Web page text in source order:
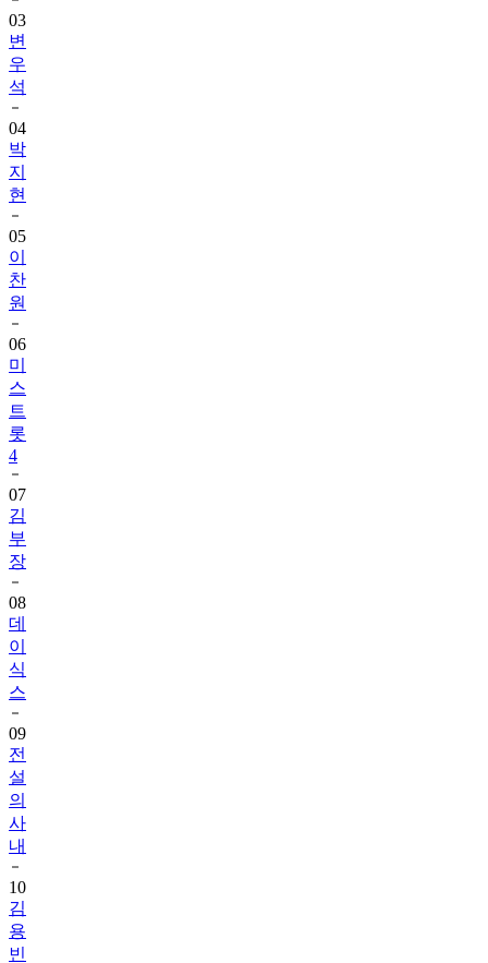
03
변
우
석
04
박
지
현
05
이
찬
원
06
미
스
트
롯
4
07
김
부
장
08
데
이
식
스
09
전
설
의
사
내
10
김
용
빈